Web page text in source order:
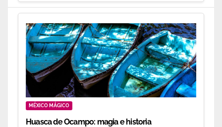
MÉXICO MÁGICO
Huasca de Ocampo: magia e historia